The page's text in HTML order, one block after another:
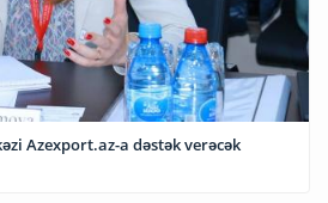
Azexport.az-a dəstək verəcək